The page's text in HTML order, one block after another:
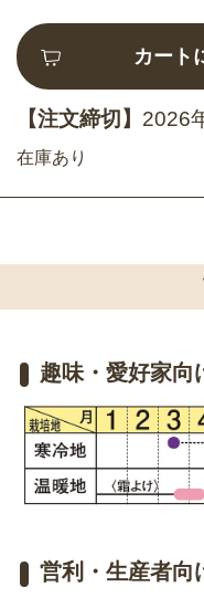
カート
【注文締切】 2026
在庫あり
趣味・愛好家向
営利・生産者向